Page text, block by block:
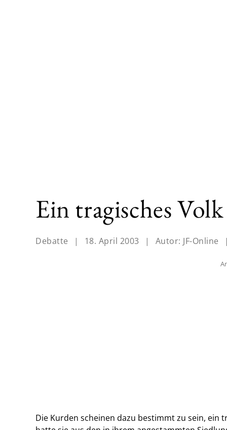
Ein tragisches Volk
Debatte | 18. April 2003 | Autor: JF-Online
Die Kurden scheinen dazu bestimmt zu sein, ein